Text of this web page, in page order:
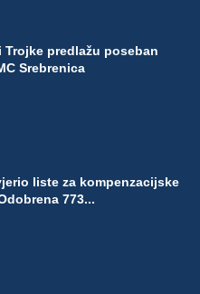
predlažu poseban
Srebrenica
liste za kompenzacijske
773...